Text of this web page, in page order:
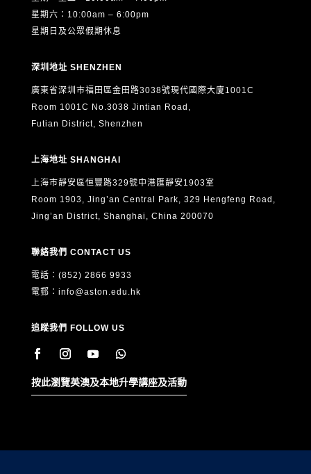
星期六：10:00am – 6:00pm
星期日及公眾假期休息
深圳地址 SHENZHEN
廣東省深圳市福田區金田路3038號現代國際大廈1001C
Room 1001C No.3038 Jintian Road,
Futian District, Shenzhen
上海地址 SHANGHAI
上海市靜安區恒豐路329號中港匯靜安1903室
Room 1903, Jing’an Central Park, 329 Hengfeng Road,
Jing’an District, Shanghai, China 200070
聯絡我們 CONTACT US
電話：(852) 2866 9933
電郵： info@aston.edu.hk
追蹤我們 FOLLOW US
按此瀏覽英澳及本地升學講座及活動